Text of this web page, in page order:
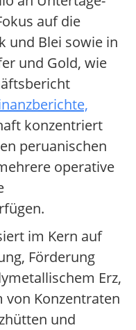
auf die
und Blei sowie in
und Gold, wie
konzentriert
peruanischen
operative
im Kern auf
Förderung
Erz,
von Konzentraten
und